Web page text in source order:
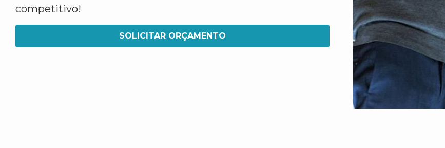
competitivo!
SOLICITAR ORÇAMENTO